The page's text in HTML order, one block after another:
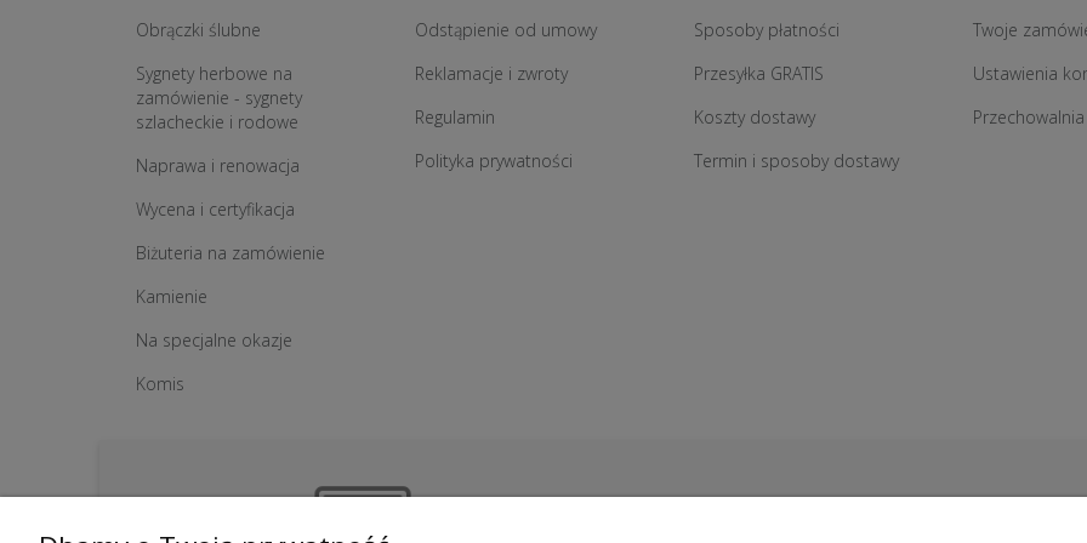
Obrączki ślubne
Sygnety herbowe na
zamówienie - sygnety
szlacheckie i rodowe
Naprawa i renowacja
Wycena i certyfikacja
Biżuteria na zamówienie
Kamienie
Na specjalne okazje
Komis
Odstąpienie od umowy
Reklamacje i zwroty
Regulamin
Polityka prywatności
Sposoby płatności
Przesyłka GRATIS
Koszty dostawy
Termin i sposoby dostawy
Twoje
Ustawienia
Przechowalnia